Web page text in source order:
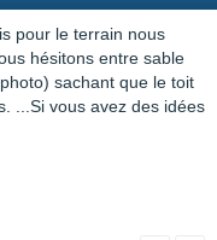
pour le terrain nous
hésitons entre sable
sachant que le toit
...Si vous avez des idées